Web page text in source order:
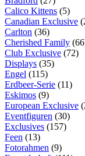
Calico Kittens (5)
Canadian Exclusive
Carlton (36)
Cherished Family
Club Exclusive (72)
Displays (35)
Engel (115)
Erdbeer-Serie (11)
Eskimos (9)
European Exclusive
Eventfiguren (30)
Exclusives (157)
Feen (13)
Fotorahmen (9)